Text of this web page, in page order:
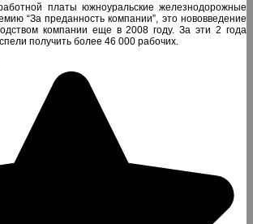
платы южноуральские железнодорожные
“За преданность компании”, это нововведение
компании еще в 2008 году. За эти 2 года
получить более 46 000 рабочих.